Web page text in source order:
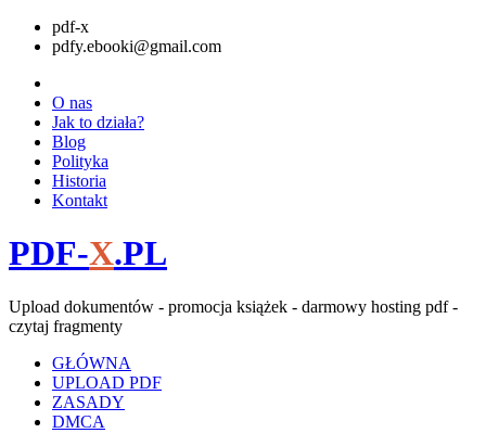
pdf-x
pdfy.ebooki@gmail.com
O nas
Jak to działa?
Blog
Polityka
Historia
Kontakt
PDF-X.PL
Upload dokumentów - promocja książek - darmowy hosting pdf -
czytaj fragmenty
GŁÓWNA
UPLOAD PDF
ZASADY
DMCA